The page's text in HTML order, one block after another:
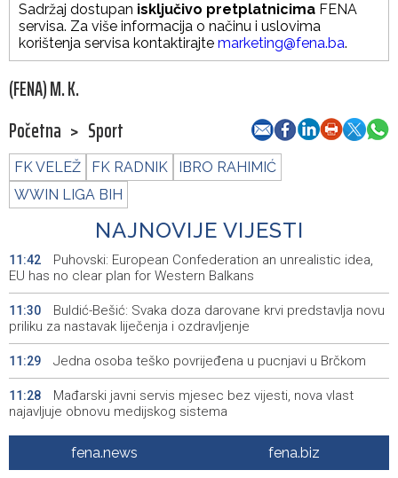
Sadržaj dostupan isključivo pretplatnicima FENA
servisa. Za više informacija o načinu i uslovima
korištenja servisa kontaktirajte marketing@fena.ba.
(FENA) M. K.
Početna > Sport
FK VELEŽ FK RADNIK
IBRO RAHIMIĆ
WWIN LIGA BIH
NAJNOVIJE VIJESTI
11:42
Puhovski: European Confederation an unrealistic idea,
EU has no clear plan for Western Balkans
11:30
Buldić-Bešić: Svaka doza darovane krvi predstavlja novu
priliku za nastavak liječenja i ozdravljenje
11:29 Jedna osoba teško povrijeđena u pucnjavi u Brčkom
11:28
Mađarski javni servis mjesec bez vijesti, nova vlast
najavljuje obnovu medijskog sistema
Srbija: Blagi pad zaraze afričkom svinjskom kugom, u
Srijemu i dalje kritično
fena.news fena.biz